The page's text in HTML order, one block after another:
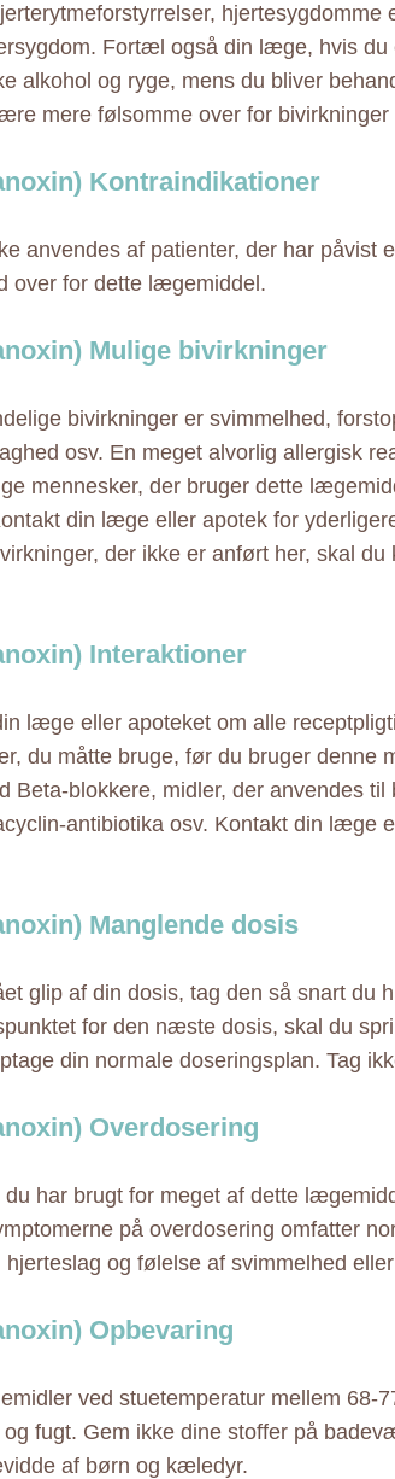
hjertesygdomme
Fortæl også din læge, hvis du
alkohol og ryge, mens du bliver
mere følsomme over for
Kontraindikationer
anvendes af patienter, der har påvist
over for dette lægemiddel.
Mulige bivirkninger
bivirkninger er svimmelhed,
osv. En meget alvorlig allergisk
mennesker, der bruger dette
din læge eller apotek for
der ikke er anført her, skal
Interaktioner
læge eller apoteket om alle
du måtte bruge, før du bruger denne
Beta-blokkere, midler, der anvendes
antibiotika osv. Kontakt din læge
Manglende dosis
glip af din dosis, tag den så snart du
for den næste dosis, skal du
din normale doseringsplan. Tag
Overdosering
du har brugt for meget af dette
på overdosering omfatter
og følelse af svimmelhed
Opbevaring
ved stuetemperatur mellem 68-
fugt. Gem ikke dine stoffer på
af børn og kæledyr.